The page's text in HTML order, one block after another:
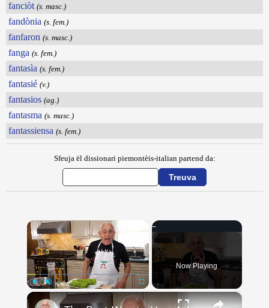
fanciòt (s. masc.)
fandònia (s. fem.)
fanfaron (s. masc.)
fanga (s. fem.)
fantasìa (s. fem.)
fantasié (v.)
fantasios (ag.)
fantasma (s. masc.)
fantassiensa (s. fem.)
Sfeuja ël dissionari piemontèis-italian partend da:
Unmute
Now Playing
×